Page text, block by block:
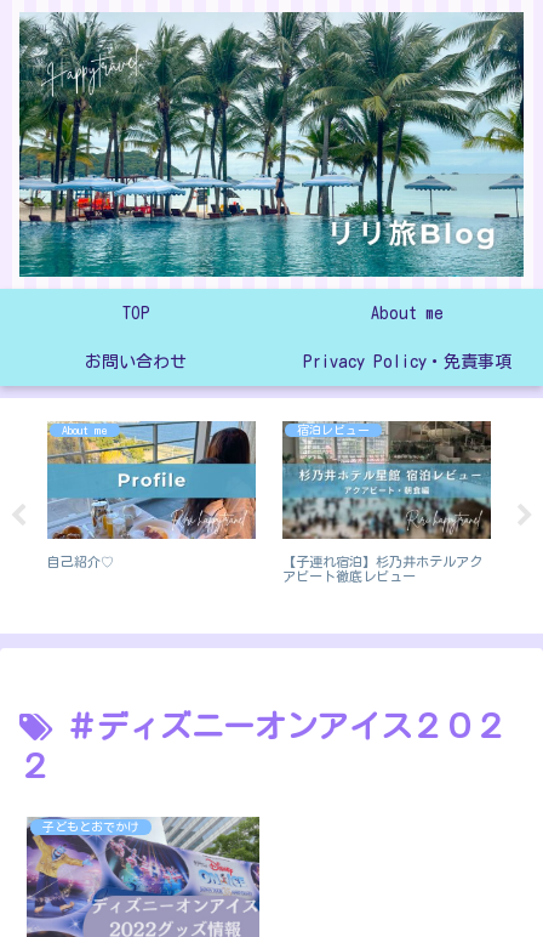
TOP About me
お問い合わせ Privacy Policy・免責事項
About me
自己紹介♡
宿泊レビュー
【子連れ宿泊】杉乃井ホテルアク
アビート徹底レビュー
＃ディズニーオンアイス２０２
２
子どもとおでかけ